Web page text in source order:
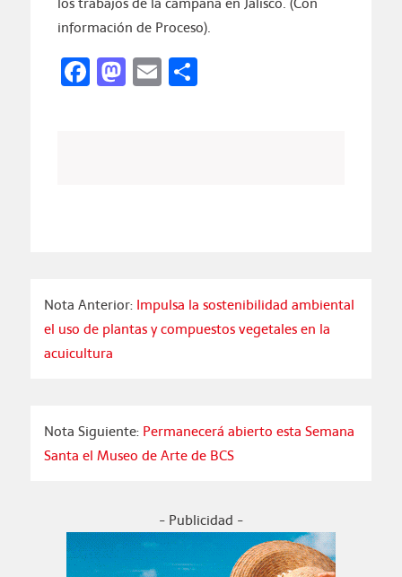
información de Proceso).
Facebook
Mastodon
EmailCompartir
Nota Anterior:Impulsa la sostenibilidad ambiental
el uso de plantas y compuestos vegetales en la
acuicultura
Nota Siguiente: Permanecerá abierto esta Semana
Santa el Museo de Arte de BCS
- Publicidad -